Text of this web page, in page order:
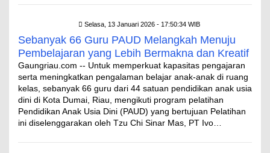
Selasa, 13 Januari 2026 - 17:50:34 WIB
Sebanyak 66 Guru PAUD Melangkah Menuju
Pembelajaran yang Lebih Bermakna dan Kreatif
Gaungriau.com -- Untuk memperkuat kapasitas pengajaran
serta meningkatkan pengalaman belajar anak-anak di ruang
kelas, sebanyak 66 guru dari 44 satuan pendidikan anak usia
dini di Kota Dumai, Riau, mengikuti program pelatihan
Pendidikan Anak Usia Dini (PAUD) yang bertujuan Pelatihan
ini diselenggarakan oleh Tzu Chi Sinar Mas, PT Ivo…